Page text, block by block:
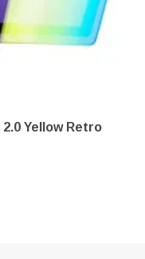
Yellow Retro